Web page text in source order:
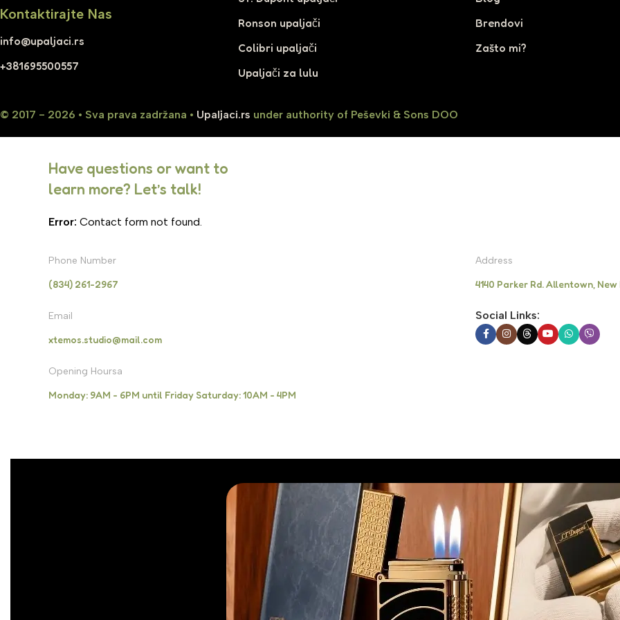
Kontaktirajte Nas
info@upaljaci.rs
+381695500557
Ronson upaljači
Colibri upaljači
Upaljači za lulu
Brendovi
Zašto mi?
© 2017 - 2026 • Sva prava zadržana • Upaljaci.rs under authority of Peševki & Sons DOO
Have questions or want to
learn more? Let’s talk!
Error: Contact form not found.
Phone Number
(834) 261-2967
Email
xtemos.studio@mail.com
Opening Hoursa
Monday: 9AM - 6PM until Friday Saturday: 10AM - 4PM
Address
4140 Parker Rd. Allentown, New
Social Links: